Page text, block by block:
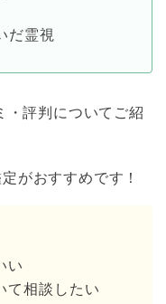
だ霊視
・評判についてご紹
がおすすめです！
い
て相談したい